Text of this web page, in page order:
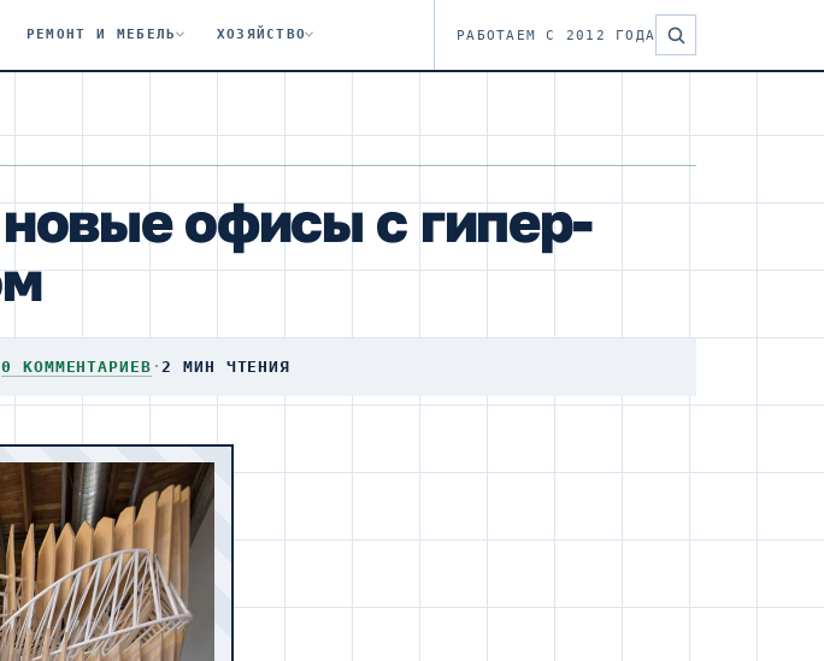
РЕМОНТ И МЕБЕЛЬ ХОЗЯЙСТВО РАБОТАЕМ С 2012 ГОДА
офисы с гипер-
0 КОММЕНТАРИЕВ · 2 МИН ЧТЕНИЯ